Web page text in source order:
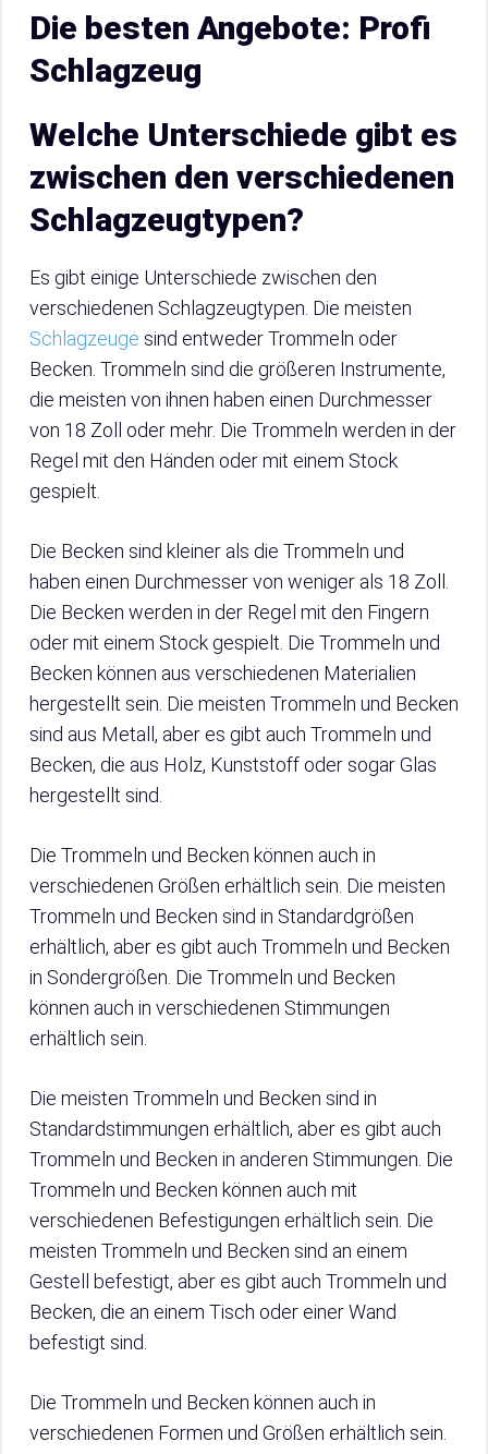
Die besten Angebote: Profi
Schlagzeug
Welche Unterschiede gibt es
zwischen den verschiedenen
Schlagzeugtypen?
Es gibt einige Unterschiede zwischen den
verschiedenen Schlagzeugtypen. Die meisten
Schlagzeuge sind entweder Trommeln oder
Becken. Trommeln sind die größeren Instrumente,
die meisten von ihnen haben einen Durchmesser
von 18 Zoll oder mehr. Die Trommeln werden in der
Regel mit den Händen oder mit einem Stock
gespielt.
Die Becken sind kleiner als die Trommeln und
haben einen Durchmesser von weniger als 18 Zoll.
Die Becken werden in der Regel mit den Fingern
oder mit einem Stock gespielt. Die Trommeln und
Becken können aus verschiedenen Materialien
hergestellt sein. Die meisten Trommeln und Becken
sind aus Metall, aber es gibt auch Trommeln und
Becken, die aus Holz, Kunststoff oder sogar Glas
hergestellt sind.
Die Trommeln und Becken können auch in
verschiedenen Größen erhältlich sein. Die meisten
Trommeln und Becken sind in Standardgrößen
erhältlich, aber es gibt auch Trommeln und Becken
in Sondergrößen. Die Trommeln und Becken
können auch in verschiedenen Stimmungen
erhältlich sein.
Die meisten Trommeln und Becken sind in
Standardstimmungen erhältlich, aber es gibt auch
Trommeln und Becken in anderen Stimmungen. Die
Trommeln und Becken können auch mit
verschiedenen Befestigungen erhältlich sein. Die
meisten Trommeln und Becken sind an einem
Gestell befestigt, aber es gibt auch Trommeln und
Becken, die an einem Tisch oder einer Wand
befestigt sind.
Die Trommeln und Becken können auch in
verschiedenen Formen und Größen erhältlich sein.